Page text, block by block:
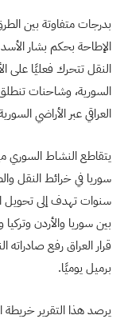
بدرجات متفاوتة بين
الإطاحة بحكم بشار
النقل تتحرك فعليًا على
السورية، وشاحنات
العراقي عبر الأراضي
يتقاطع النشاط السوري
سوريا في خرائط النقل
سنوات تهدف إلى تحويل
بين سوريا والأردن
برميل يوميًا.
يرصد هذا التقرير خريطة